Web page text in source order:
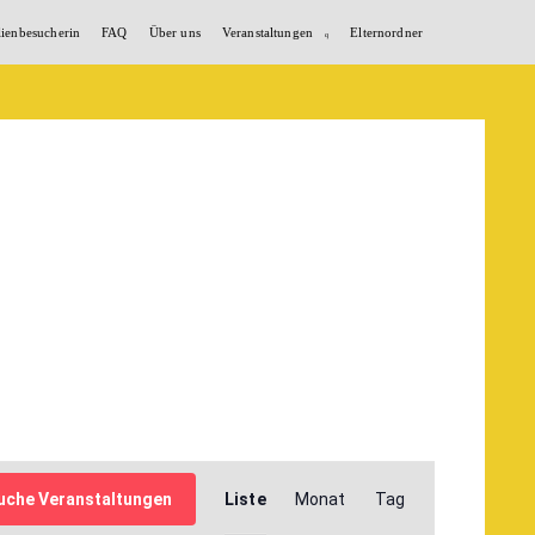
FAQ Über uns Veranstaltungen Elternordner
Veranstaltungen
Ansichten-
Liste Monat Tag